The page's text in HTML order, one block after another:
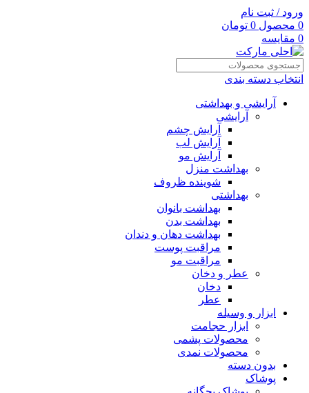
ورود / ثبت نام
0 محصول 0 تومان
0 مقایسه
انتخاب دسته بندی
آرایشی و بهداشتی
آرایشی
آرایش چشم
آرایش لب
آرایش مو
بهداشت منزل
شوینده ظروف
بهداشتی
بهداشت بانوان
بهداشت بدن
بهداشت دهان و دندان
مراقبت پوست
مراقبت مو
عطر و دخان
دخان
عطر
ابزار و وسیله
ابزار حجامت
محصولات پشمی
محصولات نمدی
بدون دسته
پوشاک